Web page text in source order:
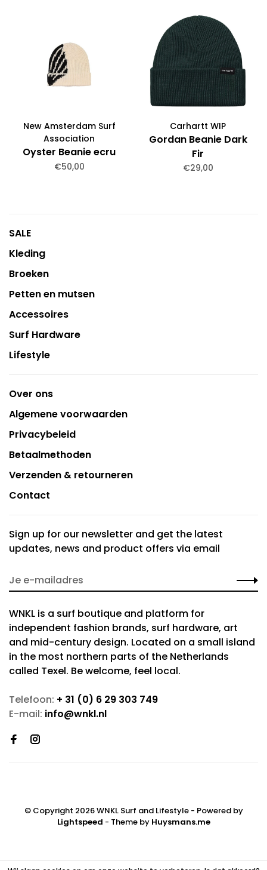
New Amsterdam Surf
Association
Oyster Beanie ecru
€50,00
Carhartt WIP
Gordan Beanie Dark
Fir
€29,00
SALE
Kleding
Broeken
Petten en mutsen
Accessoires
Surf Hardware
Lifestyle
Over ons
Algemene voorwaarden
Privacybeleid
Betaalmethoden
Verzenden & retourneren
Contact
Sign up for our newsletter and get the latest
updates, news and product offers via email
WNKL is a surf boutique and platform for
independent fashion brands, surf hardware, art
and mid-century design. Located on a small island
in the most northern parts of the Netherlands
called Texel. Be welcome, feel local.
Telefoon: + 31 (0) 6 29 303 749
E-mail: info@wnkl.nl
© Copyright 2026 WNKL Surf and Lifestyle - Powered by
Lightspeed - Theme by Huysmans.me